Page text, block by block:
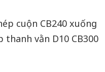
cuộn CB240 xuống
vằn D10 CB300